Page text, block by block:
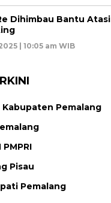
Dihimbau Bantu Atasi
| 10:05 am WIB
Kabupaten Pemalang
PMPRI
Pisau
Pemalang